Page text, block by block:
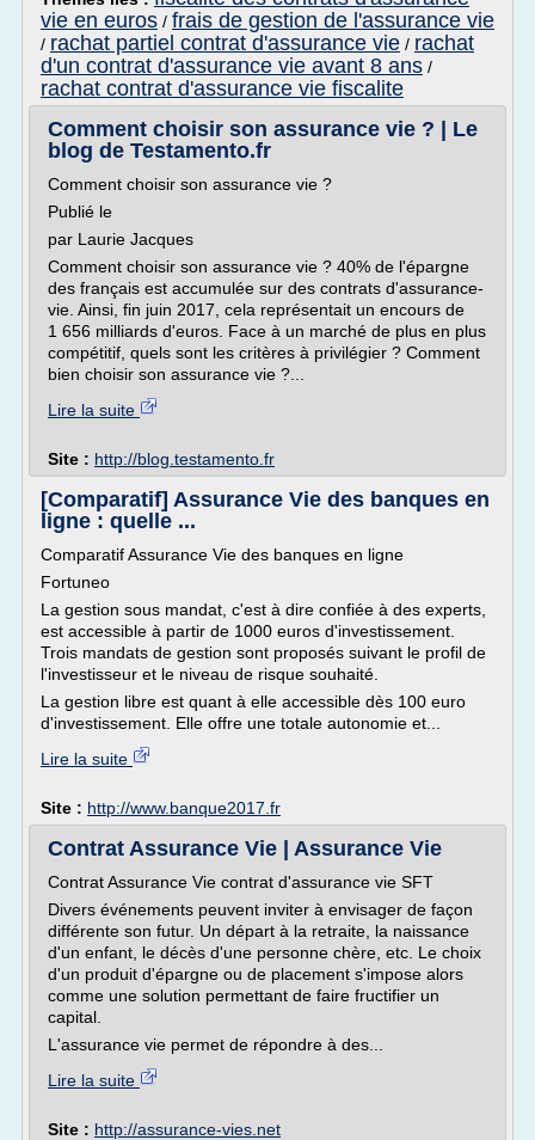
vie en euros / frais de gestion de l'assurance vie
/ rachat partiel contrat d'assurance vie / rachat
d'un contrat d'assurance vie avant 8 ans /
rachat contrat d'assurance vie fiscalite
Comment choisir son assurance vie ? | Le
blog de Testamento.fr
Comment choisir son assurance vie ?
Publié le
par Laurie Jacques
Comment choisir son assurance vie ? 40% de l'épargne
des français est accumulée sur des contrats d'assurance-
vie. Ainsi, fin juin 2017, cela représentait un encours de
1 656 milliards d'euros. Face à un marché de plus en plus
compétitif, quels sont les critères à privilégier ? Comment
bien choisir son assurance vie ?...
Lire la suite
Site : http://blog.testamento.fr
[Comparatif] Assurance Vie des banques en
ligne : quelle ...
Comparatif Assurance Vie des banques en ligne
Fortuneo
La gestion sous mandat, c'est à dire confiée à des experts,
est accessible à partir de 1000 euros d'investissement.
Trois mandats de gestion sont proposés suivant le profil de
l'investisseur et le niveau de risque souhaité.
La gestion libre est quant à elle accessible dès 100 euro
d'investissement. Elle offre une totale autonomie et...
Lire la suite
Site : http://www.banque2017.fr
Contrat Assurance Vie | Assurance Vie
Contrat Assurance Vie contrat d'assurance vie SFT
Divers événements peuvent inviter à envisager de façon
différente son futur. Un départ à la retraite, la naissance
d'un enfant, le décès d'une personne chère, etc. Le choix
d'un produit d'épargne ou de placement s'impose alors
comme une solution permettant de faire fructifier un
capital.
L'assurance vie permet de répondre à des...
Lire la suite
Site : http://assurance-vies.net